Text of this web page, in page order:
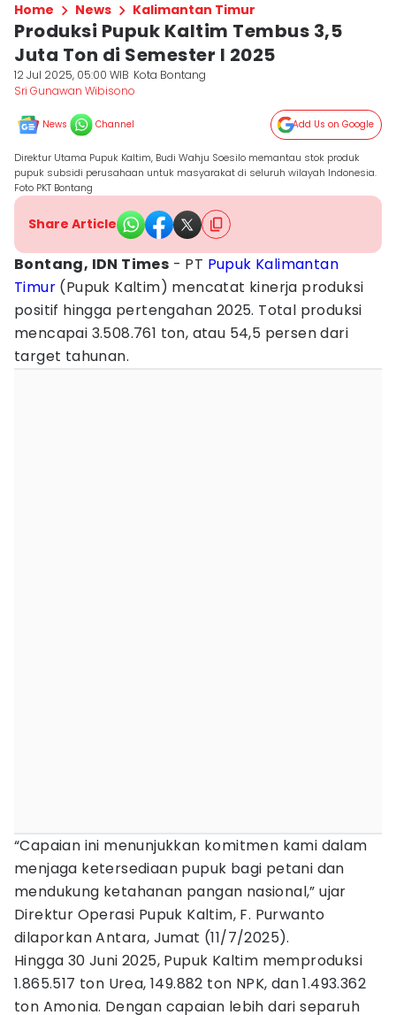
Home News Kalimantan Timur
Produksi Pupuk Kaltim Tembus 3,5
Juta Ton di Semester I 2025
12 Jul 2025, 05:00 WIB Kota Bontang
Sri Gunawan Wibisono
News Channel Add Us on Google
Direktur Utama Pupuk Kaltim, Budi Wahju Soesilo memantau stok produk
pupuk subsidi perusahaan untuk masyarakat di seluruh wilayah Indonesia.
Foto PKT Bontang
Share Article
Bontang, IDN Times - PT Pupuk Kalimantan
Timur (Pupuk Kaltim) mencatat kinerja produksi
positif hingga pertengahan 2025. Total produksi
mencapai 3.508.761 ton, atau 54,5 persen dari
target tahunan.
“Capaian ini menunjukkan komitmen kami dalam
menjaga ketersediaan pupuk bagi petani dan
mendukung ketahanan pangan nasional,” ujar
Direktur Operasi Pupuk Kaltim, F. Purwanto
dilaporkan Antara, Jumat (11/7/2025).
Hingga 30 Juni 2025, Pupuk Kaltim memproduksi
1.865.517 ton Urea, 149.882 ton NPK, dan 1.493.362
ton Amonia. Dengan capaian lebih dari separuh